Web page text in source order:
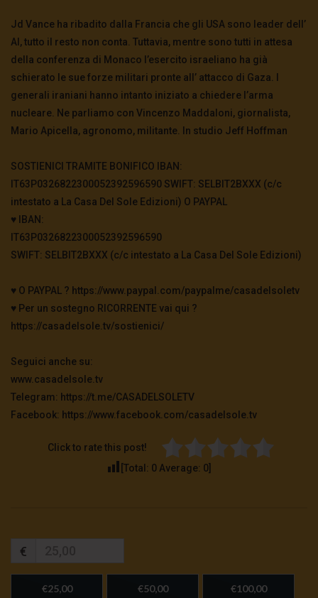
7 Agosto 2026 - LUD:7 Agosto 2026
0
26 0 0
0
61 0 0
Jd Vance ha ribadito dalla Francia che gli USA sono leader dell’
AI, tutto il resto non conta. Tuttavia, mentre sono tutti in attesa
della conferenza di Monaco l’esercito israeliano ha già
schierato le sue forze militari pronte all’ attacco di Gaza. I
generali iraniani hanno intanto iniziato a chiedere l’arma
nucleare. Ne parliamo con Vincenzo Maddaloni, giornalista,
Mario Apicella, agronomo, militante. In studio Jeff Hoffman
SOSTIENICI TRAMITE BONIFICO IBAN:
IT63P0326822300052392596590 SWIFT: SELBIT2BXXX (c/c
intestato a La Casa Del Sole Edizioni) O PAYPAL
♥️ IBAN:
IT63P0326822300052392596590
SWIFT: SELBIT2BXXX (c/c intestato a La Casa Del Sole Edizioni)
♥️ O PAYPAL ? https://www.paypal.com/paypalme/casadelsoletv
♥️ Per un sostegno RICORRENTE vai qui ?
https://casadelsole.tv/sostienici/
Seguici anche su:
www.casadelsole.tv
Telegram: https://t.me/CASADELSOLETV
Facebook: https://www.facebook.com/casadelsole.tv
Click to rate this post!
[Total: 0 Average: 0
€
€25,00 €50,00 €100,00